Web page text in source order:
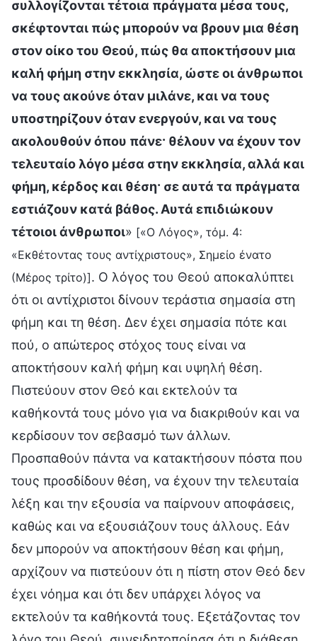
συλλογίζονται τέτοια πράγματα μέσα τους,
σκέφτονται πώς μπορούν να βρουν μια θέση
στον οίκο του Θεού, πώς θα αποκτήσουν μια
καλή φήμη στην εκκλησία, ώστε οι άνθρωποι
να τους ακούνε όταν μιλάνε, και να τους
υποστηρίζουν όταν ενεργούν, και να τους
ακολουθούν όπου πάνε· θέλουν να έχουν τον
τελευταίο λόγο μέσα στην εκκλησία, αλλά και
φήμη, κέρδος και θέση· σε αυτά τα πράγματα
εστιάζουν κατά βάθος. Αυτά επιδιώκουν
τέτοιοι άνθρωποι» [«Ο Λόγος», τόμ. 4:
«Εκθέτοντας τους αντίχριστους», Σημείο ένατο
(Μέρος τρίτο)]. Ο λόγος του Θεού αποκαλύπτει
ότι οι αντίχριστοι δίνουν τεράστια σημασία στη
φήμη και τη θέση. Δεν έχει σημασία πότε και
πού, ο απώτερος στόχος τους είναι να
αποκτήσουν καλή φήμη και υψηλή θέση.
Πιστεύουν στον Θεό και εκτελούν τα
καθήκοντά τους μόνο για να διακριθούν και να
κερδίσουν τον σεβασμό των άλλων.
Προσπαθούν πάντα να κατακτήσουν πόστα που
τους προσδίδουν θέση, να έχουν την τελευταία
λέξη και την εξουσία να παίρνουν αποφάσεις,
καθώς και να εξουσιάζουν τους άλλους. Εάν
δεν μπορούν να αποκτήσουν θέση και φήμη,
αρχίζουν να πιστεύουν ότι η πίστη στον Θεό δεν
έχει νόημα και ότι δεν υπάρχει λόγος να
εκτελούν τα καθήκοντά τους. Εξετάζοντας τον